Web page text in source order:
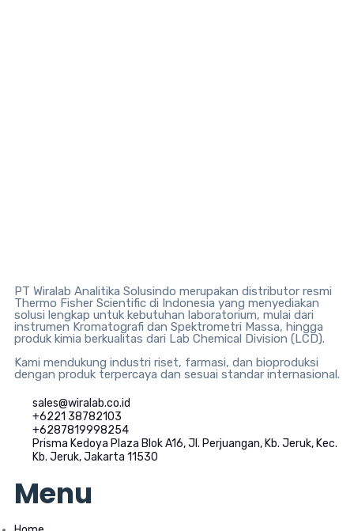
PT Wiralab Analitika Solusindo merupakan distributor resmi
Thermo Fisher Scientific di Indonesia yang menyediakan
solusi lengkap untuk kebutuhan laboratorium, mulai dari
instrumen Kromatografi dan Spektrometri Massa, hingga
produk kimia berkualitas dari Lab Chemical Division (LCD).
Kami mendukung industri riset, farmasi, dan bioproduksi
dengan produk terpercaya dan sesuai standar internasional.
sales@wiralab.co.id
+6221 38782103
+6287819998254
Prisma Kedoya Plaza Blok A16, Jl. Perjuangan, Kb. Jeruk, Kec.
Kb. Jeruk, Jakarta 11530
Menu